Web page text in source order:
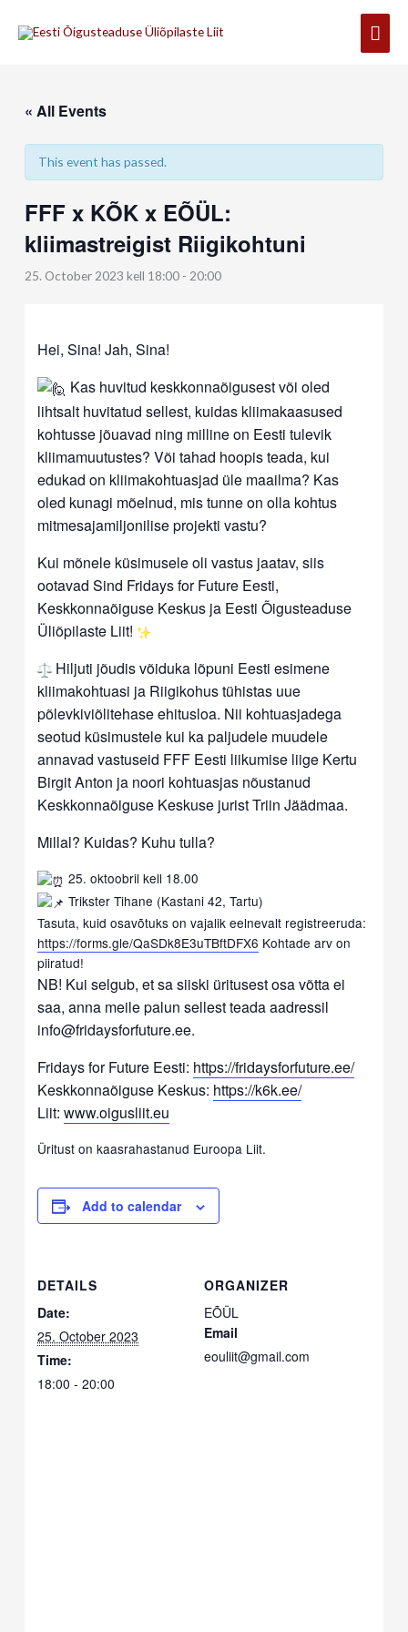
« All Events
This event has passed.
FFF x KÕK x EÕÜL:
kliimastreigist Riigikohtuni
25. October 2023 kell 18:00 -20:00
Hei, Sina! Jah, Sina!
Kas huvitud keskkonnaõigusest või oled
lihtsalt huvitatud sellest, kuidas kliimakaasused
kohtusse jõuavad ning milline on Eesti tulevik
kliimamuutustes? Või tahad hoopis teada, kui
edukad on kliimakohtuasjad üle maailma? Kas
oled kunagi mõelnud, mis tunne on olla kohtus
mitmesajamiljonilise projekti vastu?
Kui mõnele küsimusele oli vastus jaatav, siis
ootavad Sind Fridays for Future Eesti,
Keskkonnaõiguse Keskus ja Eesti Õigusteaduse
Üliõpilaste Liit!
Hiljuti jõudis võiduka lõpuni Eesti esimene
kliimakohtuasi ja Riigikohus tühistas uue
põlevkiviõlitehase ehitusloa. Nii kohtuasjadega
seotud küsimustele kui ka paljudele muudele
annavad vastuseid FFF Eesti liikumise liige Kertu
Birgit Anton ja noori kohtuasjas nõustanud
Keskkonnaõiguse Keskuse jurist Triin Jäädmaa.
Millal? Kuidas? Kuhu tulla?
25. oktoobril kell 18.00
Trikster Tihane (Kastani 42, Tartu)
Tasuta, kuid osavõtuks on vajalik eelnevalt registreeruda:
https://forms.gle/QaSDk8E3uTBftDFX6 Kohtade arv on
piiratud!
NB! Kui selgub, et sa siiski üritusest osa võtta ei
saa, anna meile palun sellest teada aadressil
info@fridaysforfuture.ee.
Fridays for Future Eesti: https://fridaysforfuture.ee/
Keskkonnaõiguse Keskus: https://k6k.ee/
Liit:www.oigusliit.eu
Üritust on kaasrahastanud Euroopa Liit.
Add to calendar
DETAILS
Date:
25. October 2023
Time:
18:00 - 20:00
ORGANIZER
EÕÜL
Email
eouliit@gmail.com